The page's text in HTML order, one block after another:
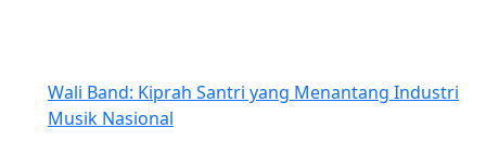
Wali Band: Kiprah Santri yang Menantang Industri
Musik Nasional